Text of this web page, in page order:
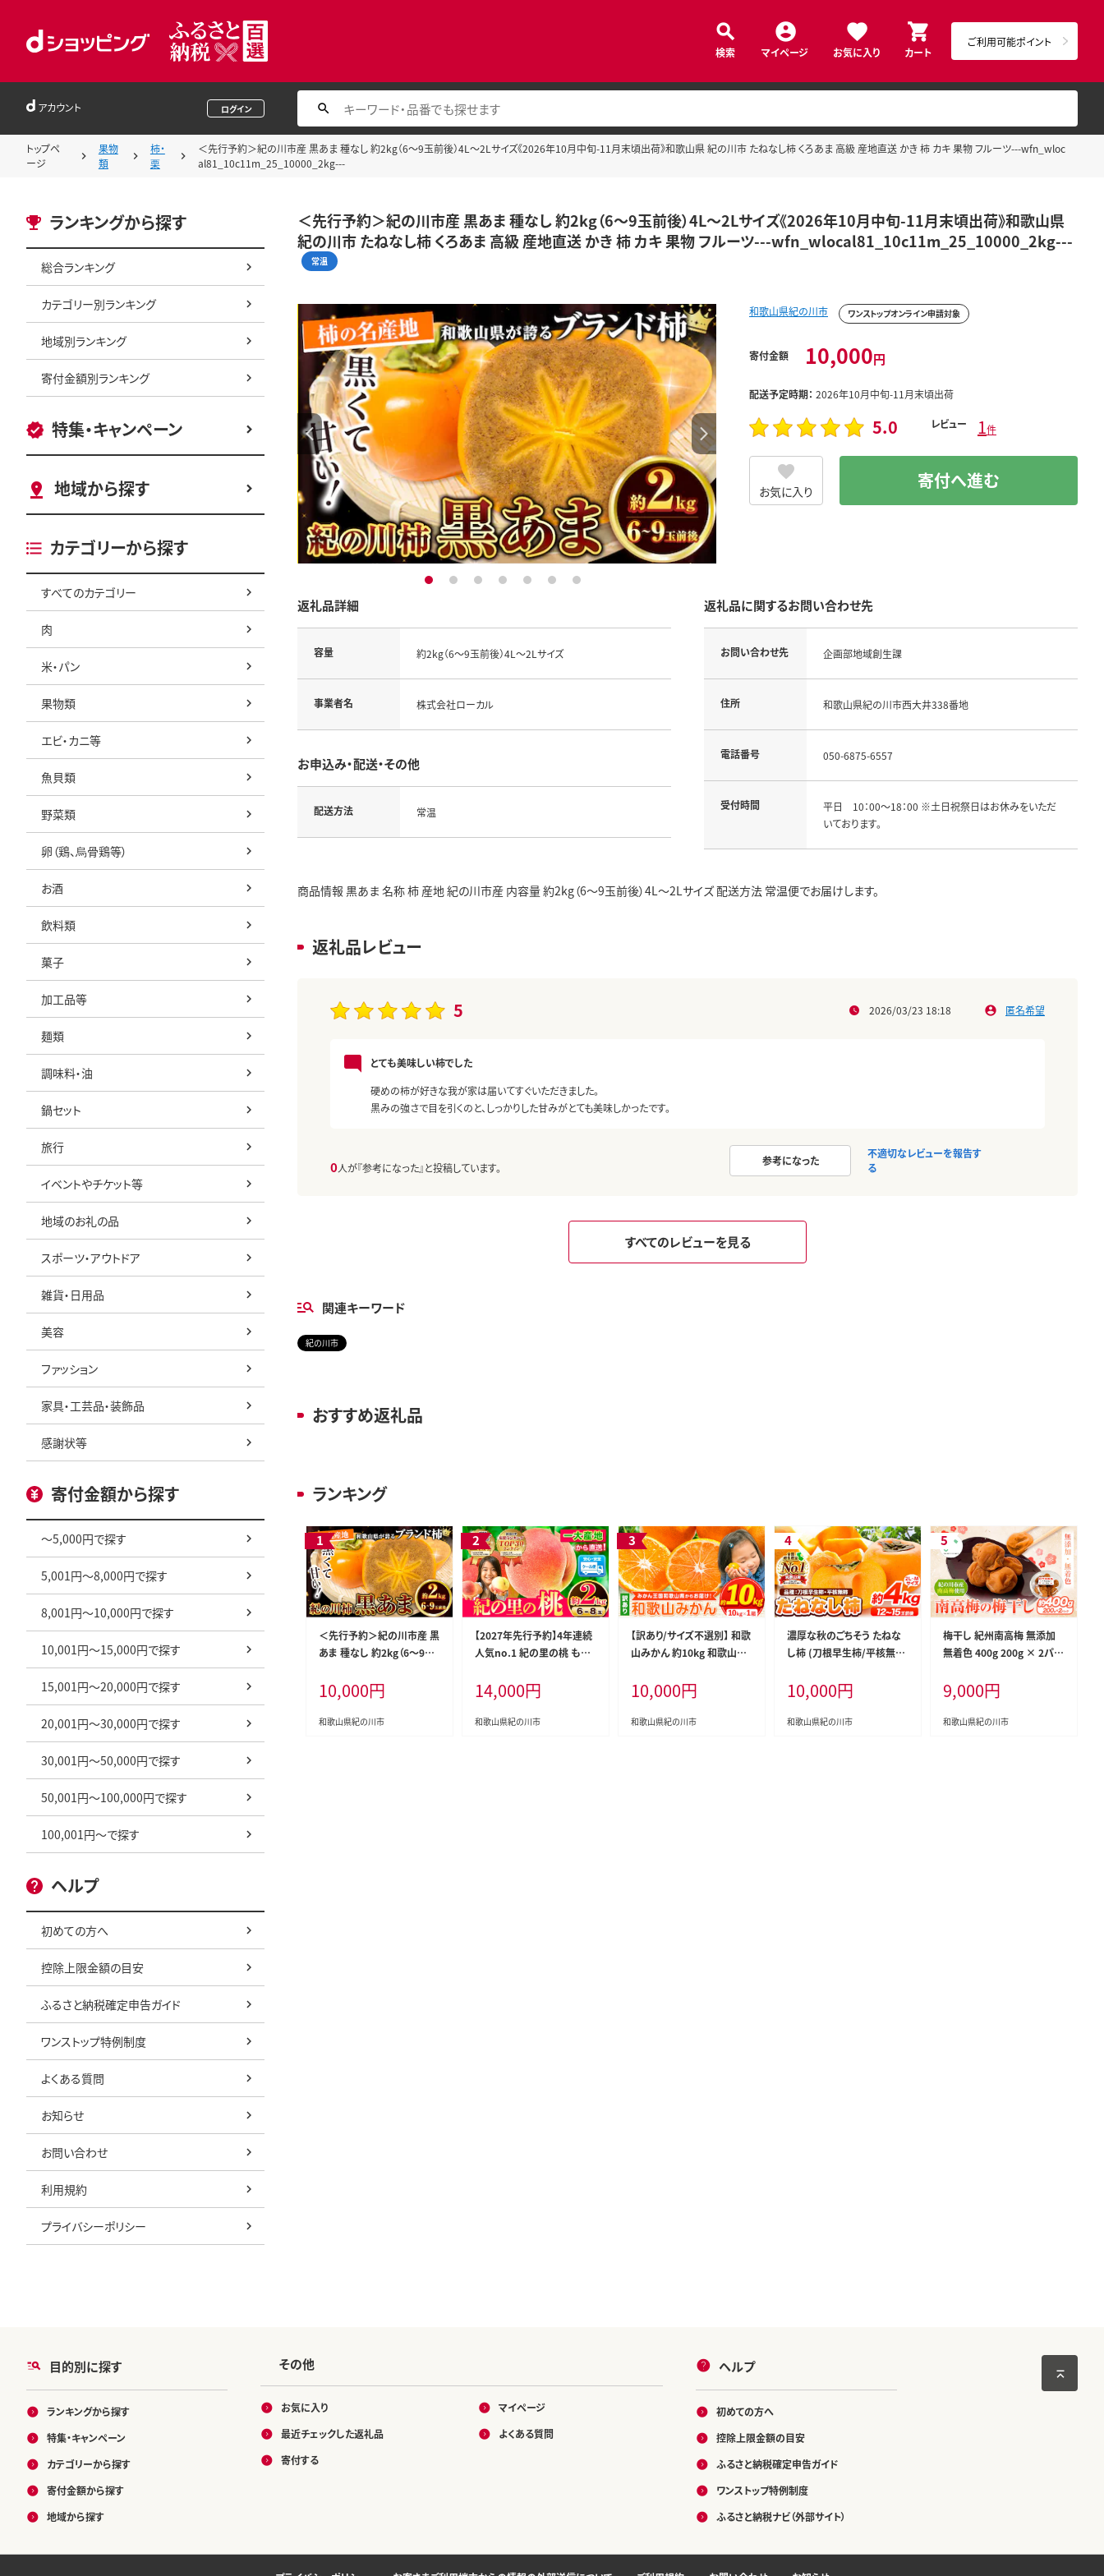
検索 マイページ お気に入り カート
ご利用可能ポイント
アカウント ログイン
トップペ
ージ
果物
類
柿・
栗
＜先行予約＞紀の川市産 黒あま 種なし 約2kg（6～9玉前後）4L～2Lサイズ《2026年10月中旬-11月末頃出荷》和歌山県 紀の川市 たねなし柿 くろあま 高級 産地直送 かき 柿 カキ 果物 フルーツ---wfn_wloc
al81_10c11m_25_10000_2kg---
ランキングから探す
総合ランキング
カテゴリー別ランキング
地域別ランキング
寄付金額別ランキング
特集・キャンペーン
地域から探す
カテゴリーから探す
すべてのカテゴリー
肉
米・パン
果物類
エビ・カニ等
魚貝類
野菜類
卵（鶏、烏骨鶏等）
お酒
飲料類
菓子
加工品等
麺類
調味料・油
鍋セット
旅行
イベントやチケット等
地域のお礼の品
スポーツ・アウトドア
雑貨・日用品
美容
ファッション
家具・工芸品・装飾品
感謝状等
寄付金額から探す
～5,000円で探す
5,001円～8,000円で探す
8,001円～10,000円で探す
10,001円～15,000円で探す
15,001円～20,000円で探す
20,001円～30,000円で探す
30,001円～50,000円で探す
50,001円～100,000円で探す
100,001円～で探す
ヘルプ
初めての方へ
控除上限金額の目安
ふるさと納税確定申告ガイド
ワンストップ特例制度
よくある質問
お知らせ
お問い合わせ
利用規約
プライバシーポリシー
＜先行予約＞紀の川市産 黒あま 種なし 約2kg（6～9玉前後）4L～2Lサイズ《2026年10月中旬-11月末頃出荷》和歌山県
紀の川市 たねなし柿 くろあま 高級 産地直送 かき 柿 カキ 果物 フルーツ---wfn_wlocal81_10c11m_25_10000_2kg---
常温
1 2 3 4 5 6 7
和歌山県紀の川市 ワンストップオンライン申請対象
寄付金額 10,000円
配送予定時期： 2026年10月中旬-11月末頃出荷
5.0 レビュー 1件
お気に入り 寄付へ進む
返礼品詳細
容量 約2kg（6～9玉前後）4L～2Lサイズ
事業者名 株式会社ローカル
お申込み・配送・その他
配送方法 常温
返礼品に関するお問い合わせ先
お問い合わせ先 企画部地域創生課
住所 和歌山県紀の川市西大井338番地
電話番号 050-6875-6557
受付時間
平日 10：00～18：00 ※土日祝祭日はお休みをいただ
いております。
商品情報 黒あま 名称 柿 産地 紀の川市産 内容量 約2kg（6～9玉前後）4L～2Lサイズ 配送方法 常温便でお届けします。
返礼品レビュー
5 2026/03/23 18:18 匿名希望
とても美味しい柿でした
硬めの柿が好きな我が家は届いてすぐいただきました。
黒みの強さで目を引くのと、しっかりした甘みがとても美味しかったです。
0人が『参考になった』と投稿しています。
参考になった
不適切なレビューを報告す
る
すべてのレビューを見る
関連キーワード
紀の川市
おすすめ返礼品
ランキング
＜先行予約＞紀の川市産 黒
あま 種なし 約2kg（6～9玉
年10月中旬-11月末頃出荷》
和歌山県 紀の川市 たねなし
柿 くろあま 高級 産地直送
10,000円
和歌山県紀の川市
【2027年先行予約】4年連続
人気no.1 紀の里の桃 もも
8月中旬頃出荷》 紀の里の桃
6～8玉入り 旬の桃を厳選
あかつき モモ 果物 フルーツ
14,000円
和歌山県紀の川市
【訳あり/サイズ不選別】 和歌
山みかん 約10kg 和歌山県
旬頃出荷》たっぷり ご家庭用
2L～2S 産地直送 みかん 旬
蜜柑 ミカン 柑橘 果物 フル
10,000円
和歌山県紀の川市
濃厚な秋のごちそう たねな
し柿 (刀根早生柿/平核無
《2026年9月中旬-11月上旬
頃出荷》 和歌山県 紀の川市
種なし柿 産地直送 柿 果物
10,000円
和歌山県紀の川市
梅干し 紀州南高梅 無添加
無着色 400g 200g × 2パッ
日以内に出荷予定(土日祝
除く)》和歌山県 紀の川市 う
め 南高梅 紀の川市産---ws
9,000円
和歌山県紀の川市
目的別に探す
ランキングから探す
特集・キャンペーン
カテゴリーから探す
寄付金額から探す
地域から探す
その他
お気に入り
最近チェックした返礼品
寄付する
マイページ
よくある質問
ヘルプ
初めての方へ
控除上限金額の目安
ふるさと納税確定申告ガイド
ワンストップ特例制度
ふるさと納税ナビ（外部サイト）